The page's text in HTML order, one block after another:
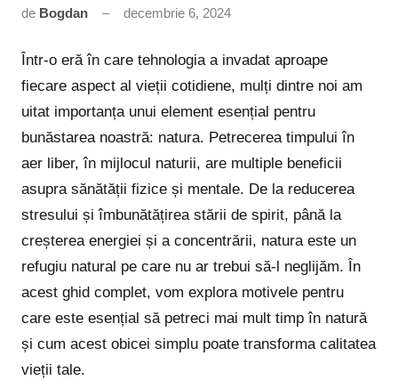
de Bogdan decembrie 6, 2024
Într-o eră în care tehnologia a invadat aproape
fiecare aspect al vieții cotidiene, mulți dintre noi am
uitat importanța unui element esențial pentru
bunăstarea noastră: natura. Petrecerea timpului în
aer liber, în mijlocul naturii, are multiple beneficii
asupra sănătății fizice și mentale. De la reducerea
stresului și îmbunătățirea stării de spirit, până la
creșterea energiei și a concentrării, natura este un
refugiu natural pe care nu ar trebui să-l neglijăm. În
acest ghid complet, vom explora motivele pentru
care este esențial să petreci mai mult timp în natură
și cum acest obicei simplu poate transforma calitatea
vieții tale.